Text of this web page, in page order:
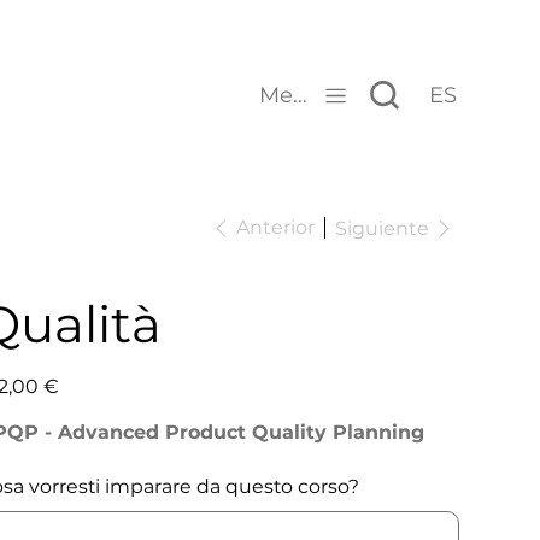
Menu ES
Anterior Siguiente
€
- Advanced Product Quality Planning
vorresti imparare da questo corso?